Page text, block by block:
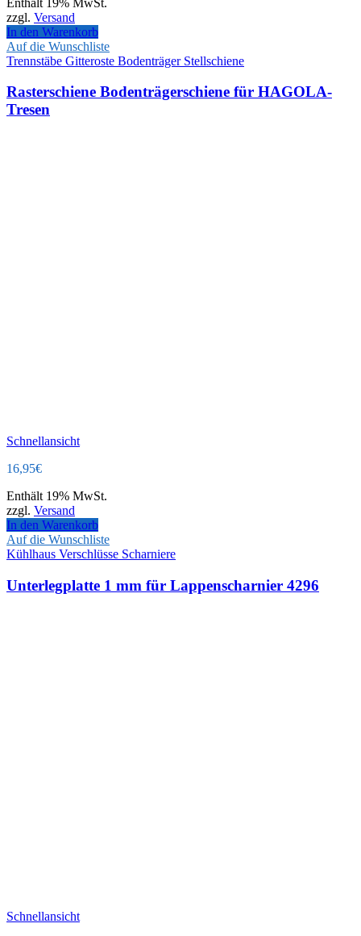
zzgl. Versand
In den Warenkorb
Auf die Wunschliste
Trennstäbe Gitteroste Bodenträger Stellschiene
Rasterschiene Bodenträgerschiene für HAGOLA-
Tresen
Schnellansicht
16,95€
Enthält 19% MwSt.
zzgl. Versand
In den Warenkorb
Auf die Wunschliste
Kühlhaus Verschlüsse Scharniere
Unterlegplatte 1 mm für Lappenscharnier 4296
Schnellansicht